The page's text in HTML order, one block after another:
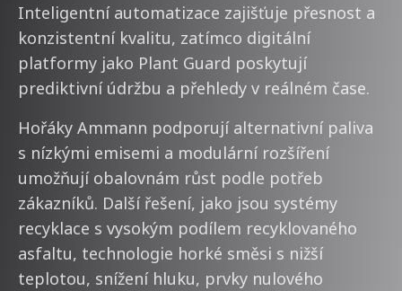
Inteligentní automatizace zajišťuje přesnost a
konzistentní kvalitu, zatímco digitální
platformy jako Plant Guard poskytují
prediktivní údržbu a přehledy v reálném čase.
Hořáky Ammann podporují alternativní paliva
s nízkými emisemi a modulární rozšíření
umožňují obalovnám růst podle potřeb
zákazníků. Další řešení, jako jsou systémy
recyklace s vysokým podílem recyklovaného
asfaltu, technologie horké směsi s nižší
teplotou, snížení hluku, prvky nulového